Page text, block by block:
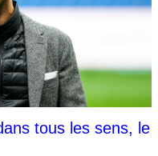
tous les sens, le